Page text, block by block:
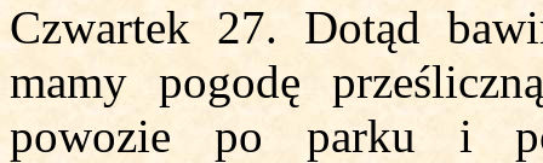
Czwartek 27. Dotąd
mamy pogodę
powozie po parku i